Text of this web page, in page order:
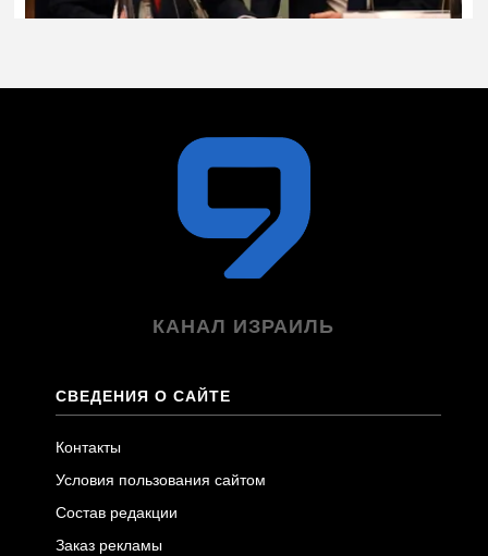
КАНАЛ ИЗРАИЛЬ
СВЕДЕНИЯ О САЙТЕ
Контакты
Условия пользования сайтом
Состав редакции
Заказ рекламы